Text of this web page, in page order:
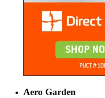
Aero Garden